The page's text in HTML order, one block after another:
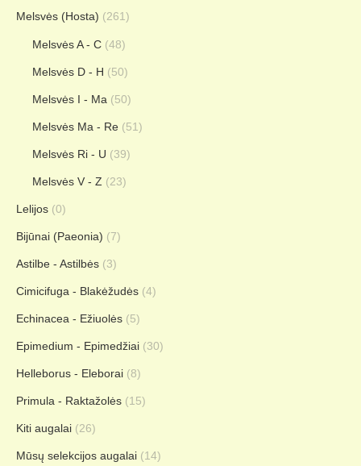
Melsvės (Hosta) (261)
Melsvės A - C (48)
Melsvės D - H (50)
Melsvės I - Ma (50)
Melsvės Ma - Re (51)
Melsvės Ri - U (39)
Melsvės V - Z (23)
Lelijos (0)
Bijūnai (Paeonia) (7)
Astilbe - Astilbės (3)
Cimicifuga - Blakėžudės (4)
Echinacea - Ežiuolės (5)
Epimedium - Epimedžiai (30)
Helleborus - Eleborai (8)
Primula - Raktažolės (15)
Kiti augalai (26)
Mūsų selekcijos augalai (14)